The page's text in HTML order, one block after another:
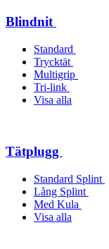
Blindnit
Standard
Trycktät
Multigrip
Tri-link
Visa alla
Tätplugg
Standard Splint
Lång Splint
Med Kula
Visa alla